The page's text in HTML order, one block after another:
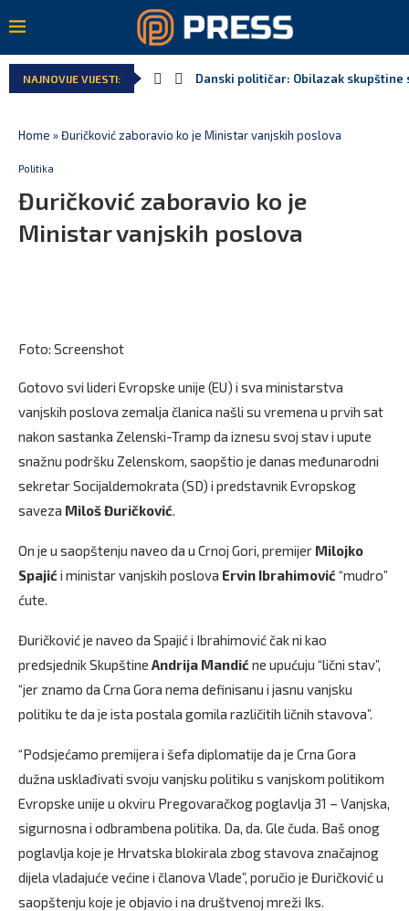
NAJNOVIJE VIJESTI: Danski političar: Obilazak skupštine
Home »Đuričković zaboravio ko je Ministar vanjskih poslova
Politika
Đuričković zaboravio ko je
Ministar vanjskih poslova
Foto: Screenshot
Gotovo svi lideri Evropske unije (EU) i sva ministarstva
vanjskih poslova zemalja članica našli su vremena u prvih sat
nakon sastanka Zelenski-Tramp da iznesu svoj stav i upute
snažnu podršku Zelenskom, saopštio je danas međunarodni
sekretar Socijaldemokrata (SD) i predstavnik Evropskog
saveza Miloš Đuričković.
On je u saopštenju naveo da u Crnoj Gori, premijer Milojko
Spajić i ministar vanjskih poslova Ervin Ibrahimović “mudro”
ćute.
Đuričković je naveo da Spajić i Ibrahimović čak ni kao
predsjednik Skupštine Andrija Mandić ne upućuju “lični stav”,
“jer znamo da Crna Gora nema definisanu i jasnu vanjsku
politiku te da je ista postala gomila različitih ličnih stavova”.
“Podsjećamo premijera i šefa diplomatije da je Crna Gora
dužna usklađivati svoju vanjsku politiku s vanjskom politikom
Evropske unije u okviru Pregovaračkog poglavlja 31 – Vanjska,
sigurnosna i odbrambena politika. Da, da. Gle čuda. Baš onog
poglavlja koje je Hrvatska blokirala zbog stavova značajnog
dijela vladajuće većine i članova Vlade”, poručio je Đuričković u
saopštenju koje je objavio i na društvenoj mreži Iks.